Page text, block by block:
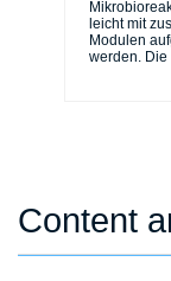
leicht mit
Modulen
werden. Die
Content